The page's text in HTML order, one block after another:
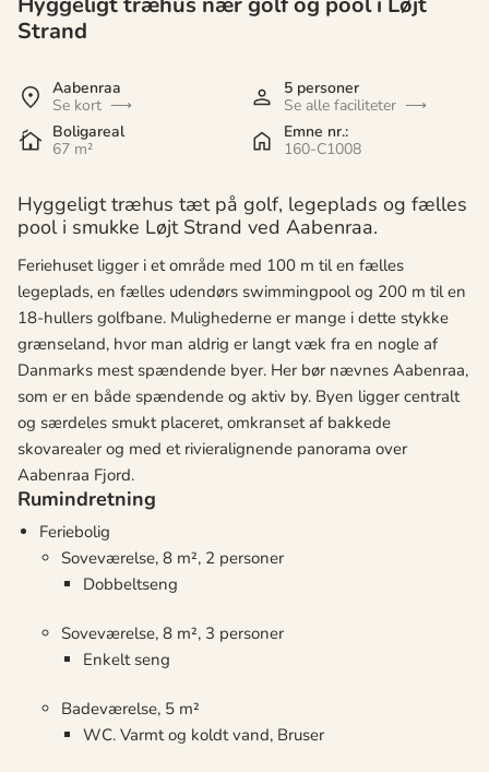
Strand
Aabenraa
Se kort
5 personer
Se alle faciliteter
Boligareal
67 m²
Emne nr.:
160-C1008
Hyggeligt træhus tæt på golf, legeplads og fælles
pool i smukke Løjt Strand ved Aabenraa.
Feriehuset ligger i et område med 100 m til en fælles
legeplads, en fælles udendørs swimmingpool og 200 m til en
18-hullers golfbane. Mulighederne er mange i dette stykke
grænseland, hvor man aldrig er langt væk fra en nogle af
Danmarks mest spændende byer. Her bør nævnes Aabenraa,
som er en både spændende og aktiv by. Byen ligger centralt
og særdeles smukt placeret, omkranset af bakkede
skovarealer og med et rivieralignende panorama over
Aabenraa Fjord.
Rumindretning
Feriebolig
Soveværelse, 8 m², 2 personer
Dobbeltseng
Soveværelse, 8 m², 3 personer
Enkelt seng
Badeværelse, 5 m²
WC. Varmt og koldt vand, Bruser